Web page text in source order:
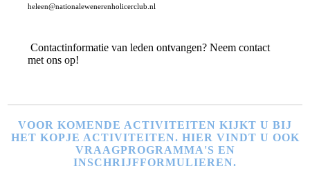
heleen@nationalewenerenholicerclub.nl
Contactinformatie van leden ontvangen? Neem contact
met ons op!
VOOR KOMENDE ACTIVITEITEN KIJKT U BIJ
HET KOPJE ACTIVITEITEN. HIER VINDT U OOK
VRAAGPROGRAMMA'S EN
INSCHRIJFFORMULIEREN.